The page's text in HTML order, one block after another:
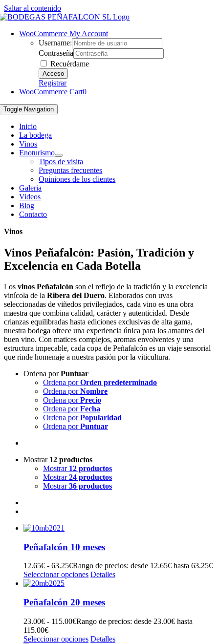
Saltar al contenido
WooCommerce My Account
Username:
Contraseña
Recuérdame
Registrar
WooCommerce Cart0
Toggle Navigation
Inicio
La bodega
Vinos
Enoturismo
Tipos de visita
Preguntas frecuentes
Opiniones de los clientes
Galeria
Videos
Blog
Contacto
Vinos
Vinos Peñafalcón: Pasión, Tradición y
Excelencia en Cada Botella
Los vinos Peñafalcón son el reflejo de la tradición y la excelencia
vinícola de la Ribera del Duero. Elaborados con uvas
seleccionadas de viñedos privilegiados, cada vino es una obra
maestra que combina calidad, carácter y autenticidad. Desde
crianzas equilibradas hasta ediciones exclusivas de alta gama,
nuestra bodega ofrece una experiencia única para los amantes del
buen vino. Con matices complejos, aromas envolventes y una
estructura impecable, cada copa de Peñafalcón es un viaje sensorial
que rinde homenaje a nuestra pasión por la viticultura.
Ordena porPuntuar
Ordena porOrden predeterminado
Ordena porNombre
Ordena porPrecio
Ordena porFecha
Ordena porPopularidad
Ordena porPuntuar
Mostrar 12 productos
Mostrar 12 productos
Mostrar24 productos
Mostrar36 productos
Peñafalcón 10 meses
12.65€ - 63.25€Rango de precios: desde 12.65€ hasta 63.25€
Seleccionar opciones Detalles
Peñafalcón 20 meses
23.00€ - 115.00€Rango de precios: desde 23.00€ hasta
115.00€
Seleccionar opciones Detalles